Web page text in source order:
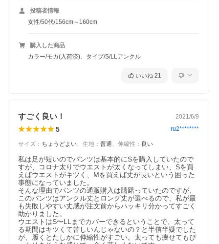
投稿者情報
女性/50代/156cm～160cm
購入した商品
カラー/モカ(入荷済)、タイプ/S/LLアンクル
いいね 21
すごく良い！ 2021/6/9
5 ru2********
サイズ ： ちょうどよい、 生地 ： 普通、 伸縮性 ： 良い
私は足が短いのでパンツは基本的にSを購入していたので
すが、コロナ太りでウエストが太くなってしまい、Sを買
えばウエストがキツく、Mを買えば丈が長いという困った
事態になっていました。
そんな理由でパンツの通販購入は躊躇っていたのですが、
このパンツはアンクル丈とロング丈が選べるので、私が最
も失敗しやすい丈感が注文前からハッキリ分かってすごく
助かりました。
ウエストはS〜LLまでカバーできるということで、太って
る期間はキツくて苦しいんじゃないの？と半信半疑でした
が、履くとたしかに伸縮性がすごい。太っても痩せてもぴ